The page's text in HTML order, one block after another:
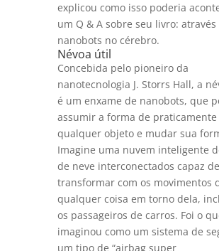
explicou como isso poderia
um Q & A sobre seu livro: através
nanobots no cérebro.
Névoa útil
Concebida pelo pioneiro da
nanotecnologia J. Storrs Hall, a
é um enxame de nanobots, que
assumir a forma de praticamente
qualquer objeto e mudar sua
Imagine uma nuvem inteligente
de neve interconectados capaz
transformar com os movimentos
qualquer coisa em torno dela,
os passageiros de carros. Foi o
imaginou como um sistema de
um tipo de “airbag super